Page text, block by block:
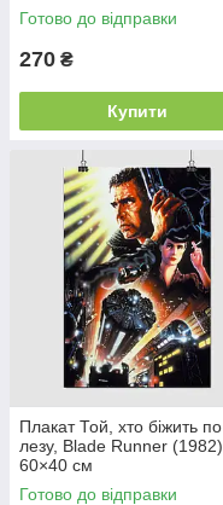
Готово до відправки
270 ₴
Купити
Плакат Той, хто біжить по
лезу, Blade Runner (1982),
60×40 см
Готово до відправки